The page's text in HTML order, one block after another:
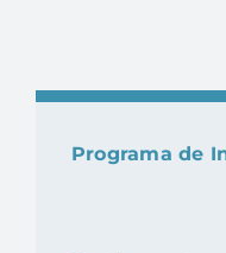
Programa de